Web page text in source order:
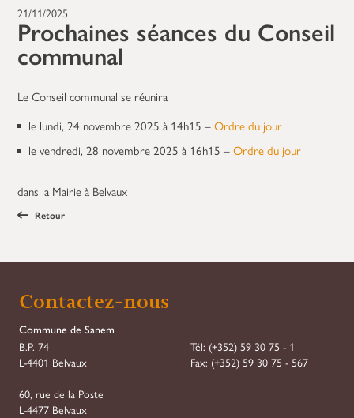
21/11/2025
Prochaines séances du Conseil
communal
Le Conseil communal se réunira
le lundi, 24 novembre 2025 à 14h15 –Ordre du jour
le vendredi, 28 novembre 2025 à 16h15 –Ordre du jour
dans la Mairie à Belvaux
Retour
Contactez-nous
Commune de Sanem
B.P. 74
L-4401 Belvaux
60, rue de la Poste
L-4477 Belvaux
Tél: (+352) 59 30 75 - 1
Fax: (+352) 59 30 75 - 567